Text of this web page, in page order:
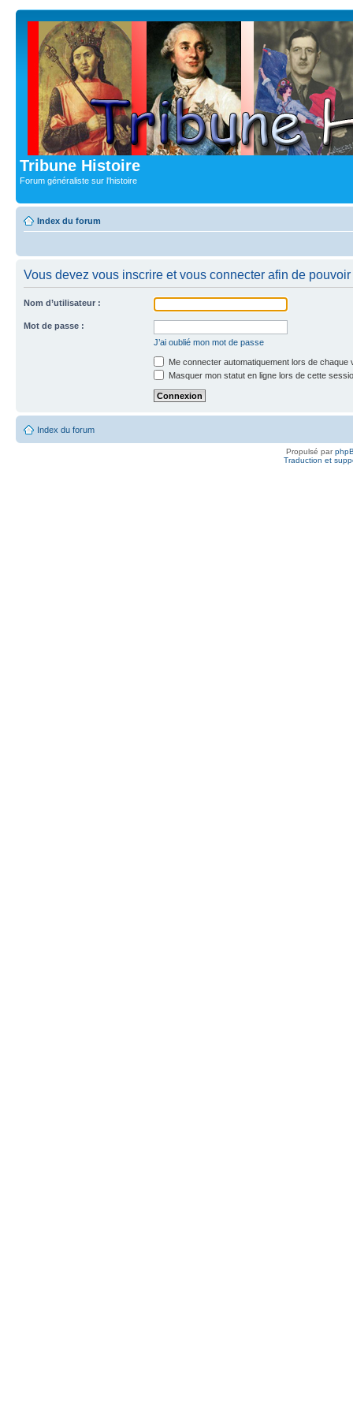
Tribune Histoire
Forum généraliste sur l'histoire
Index du forum
Vous devez vous inscrire et vous connecter afin de
Nom d’utilisateur :
Mot de passe :
J’ai oublié mon mot de passe
Me connecter automatiquement lors de chaque
Masquer mon statut en ligne lors de cette
Index du forum
Propulsé par
Traduction et